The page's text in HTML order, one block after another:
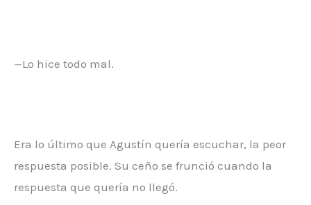
—Lo hice todo mal.
Era lo último que Agustín quería escuchar, la peor
respuesta posible. Su ceño se frunció cuando la
respuesta que quería no llegó.